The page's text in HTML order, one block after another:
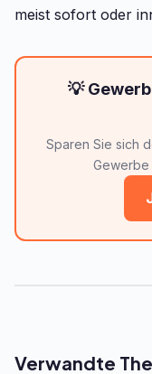
meist sofort oder
💡
Sparen Sie sich
Gewerbe
Verwandte